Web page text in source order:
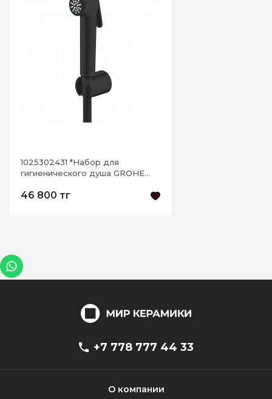
1025302431 *Набор для
гигиенического душа GROHE
черный матовый
46 800 тг
+7 778 777 44 33
О компании